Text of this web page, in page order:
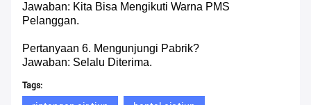
Jawaban: Kita Bisa Mengikuti Warna PMS
Pelanggan.
Pertanyaan 6. Mengunjungi Pabrik?
Jawaban: Selalu Diterima.
Tags: